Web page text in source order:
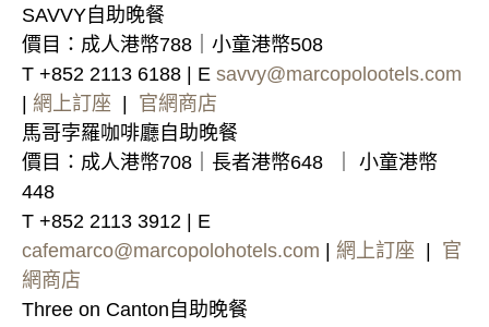
SAVVY自助晚餐
價目：成人港幣788｜小童港幣508
T +852 2113 6188 | E savvy@marcopolootels.com
網上訂座
官網商店
馬哥孛羅咖啡廳自助晚餐
價目：成人港幣708｜長者港幣648 ｜ 小童港幣
448
T +852 2113 3912 | E
cafemarco@marcopolohotels.com
網上訂座
官
網商店
Three on Canton自助晚餐